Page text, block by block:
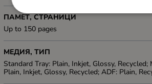
ПАМЕТ, СТРАНИЦИ
Up to 150 pages
МЕДИЯ, ТИП
Standard Tray: Plain, Inkjet, Glossy, Recycled;
Plain, Inkjet, Glossy, Recycled; ADF: Plain,